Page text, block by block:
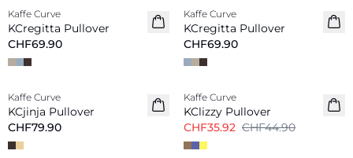
Neu
Kaffe Curve
KCregitta Pullover
CHF69.90
Neu
Kaffe Curve
KCregitta Pullover
CHF69.90
Neu
Kaffe Curve
KCjinja Pullover
CHF79.90
-20%
Kaffe Curve
KClizzy Pullover
CHF35.92 CHF44.90
-30% -20%